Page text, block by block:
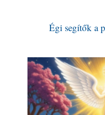
Égi segítők a